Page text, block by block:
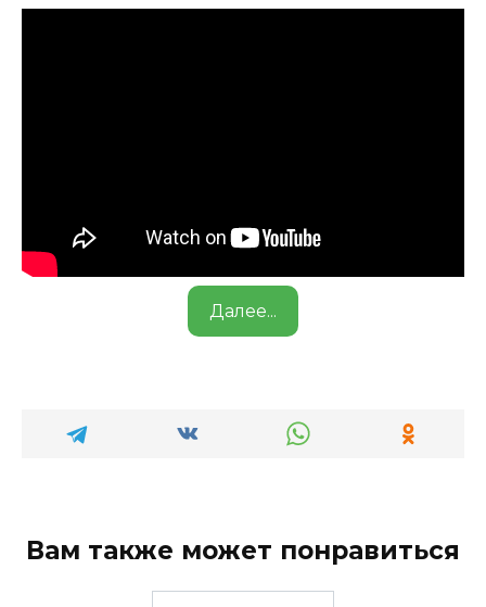
Далее...
Вам также может понравиться